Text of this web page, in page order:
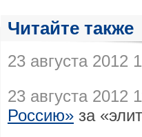
Читайте также
23 августа 2012
23 августа 2012
Россию» за